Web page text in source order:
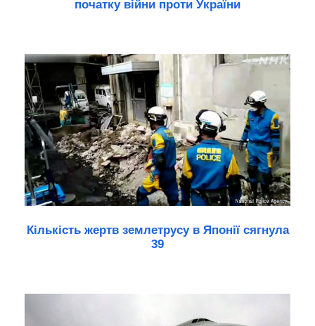
початку війни проти України
Кількість жертв землетрусу в Японії сягнула
39